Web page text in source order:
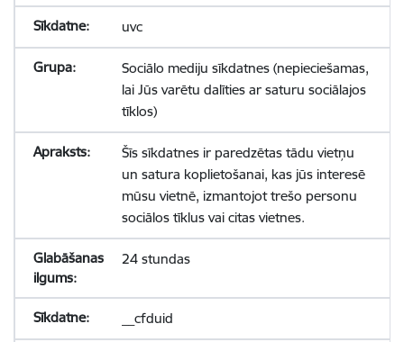
uvc
Sociālo mediju sīkdatnes (nepieciešamas,
lai Jūs varētu dalīties ar saturu sociālajos
tīklos)
Šīs sīkdatnes ir paredzētas tādu vietņu
un satura koplietošanai, kas jūs interesē
mūsu vietnē, izmantojot trešo personu
sociālos tīklus vai citas vietnes.
24 stundas
__cfduid